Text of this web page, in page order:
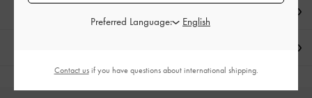
Preferred Language:
Contact usif you have questions about international shipping.